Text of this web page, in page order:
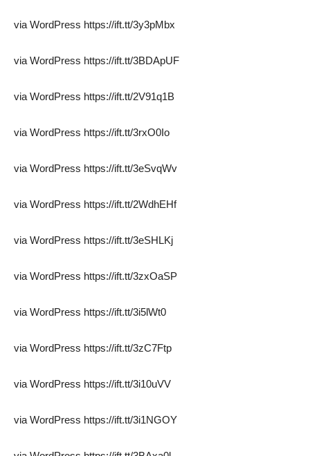
via WordPress https://ift.tt/3y3pMbx
via WordPress https://ift.tt/3BDApUF
via WordPress https://ift.tt/2V91q1B
via WordPress https://ift.tt/3rxO0Io
via WordPress https://ift.tt/3eSvqWv
via WordPress https://ift.tt/2WdhEHf
via WordPress https://ift.tt/3eSHLKj
via WordPress https://ift.tt/3zxOaSP
via WordPress https://ift.tt/3i5lWt0
via WordPress https://ift.tt/3zC7Ftp
via WordPress https://ift.tt/3i10uVV
via WordPress https://ift.tt/3i1NGOY